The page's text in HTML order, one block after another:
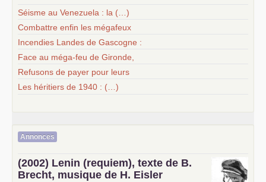
Séisme au Venezuela : la (…)
Combattre enfin les mégafeux
Incendies Landes de Gascogne :
Face au méga-feu de Gironde,
Refusons de payer pour leurs
Les héritiers de 1940 : (…)
Annonces
(2002) Lenin (requiem), texte de B.
Brecht, musique de H. Eisler